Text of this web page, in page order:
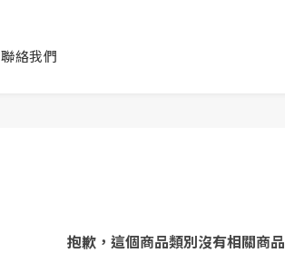
聯絡我們
抱歉，這個商品類別沒有相關商品